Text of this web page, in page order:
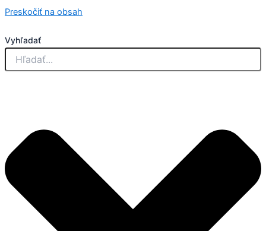
Preskočiť na obsah
Vyhľadať